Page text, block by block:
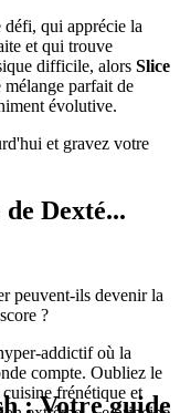
défi, qui apprécie la
et qui trouve
difficile, alors Slice
mélange parfait de
évolutive.
et gravez votre
Dexté...
peuvent-ils devenir la
?
addictif où la
compte. Oubliez le
frénétique et
: Votre guide